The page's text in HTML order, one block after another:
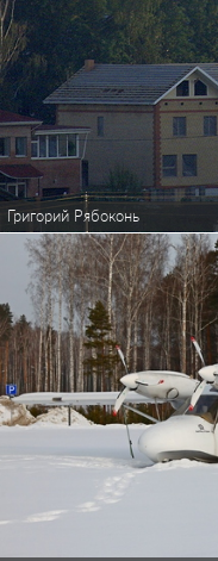
Григорий Рябоконь